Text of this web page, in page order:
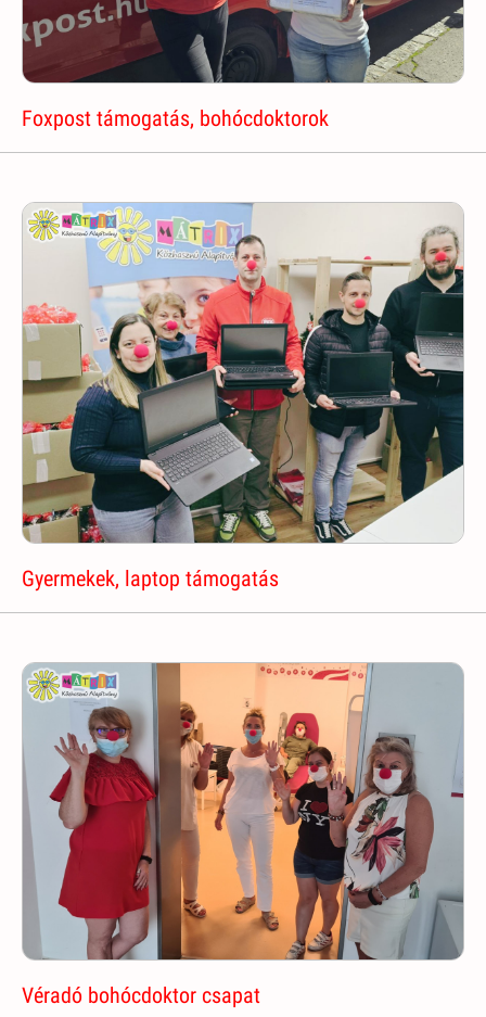
Foxpost támogatás, bohócdoktorok
Gyermekek, laptop támogatás
Véradó bohócdoktor csapat